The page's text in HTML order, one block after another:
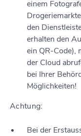
einem
den
erhalten den
ein QR-Code),
der Cloud
bei Ihrer
Möglichkeiten!
Achtung:
Bei der